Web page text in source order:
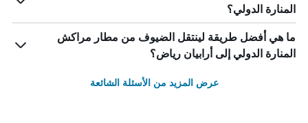
المنارة الدولي؟
ما هي أفضل طريقة لينتقل الضيوف من مطار مراكش
المنارة الدولي إلى أرابيان رياض؟
عرض المزيد من الأسئلة الشائعة